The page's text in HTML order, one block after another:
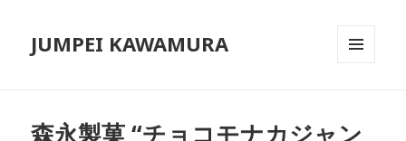
JUMPEI KAWAMURA
森永製菓 “チョコモナカジャン